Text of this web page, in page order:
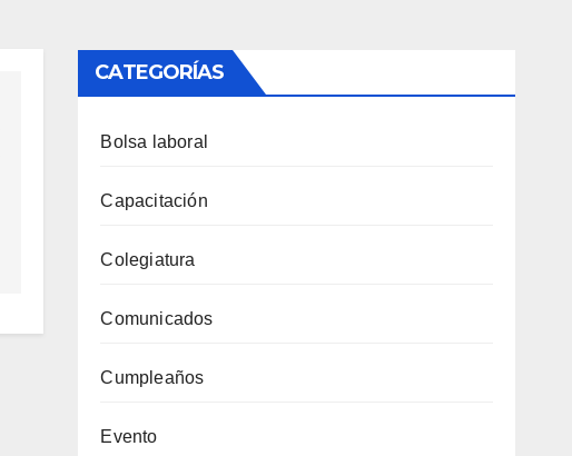
CATEGORÍAS
Bolsa laboral
Capacitación
Colegiatura
Comunicados
Cumpleaños
Evento